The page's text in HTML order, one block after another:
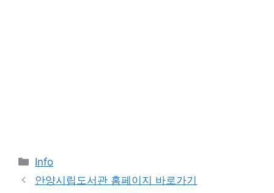
Categories
Info
안양시립도서관 홈페이지 바로가기